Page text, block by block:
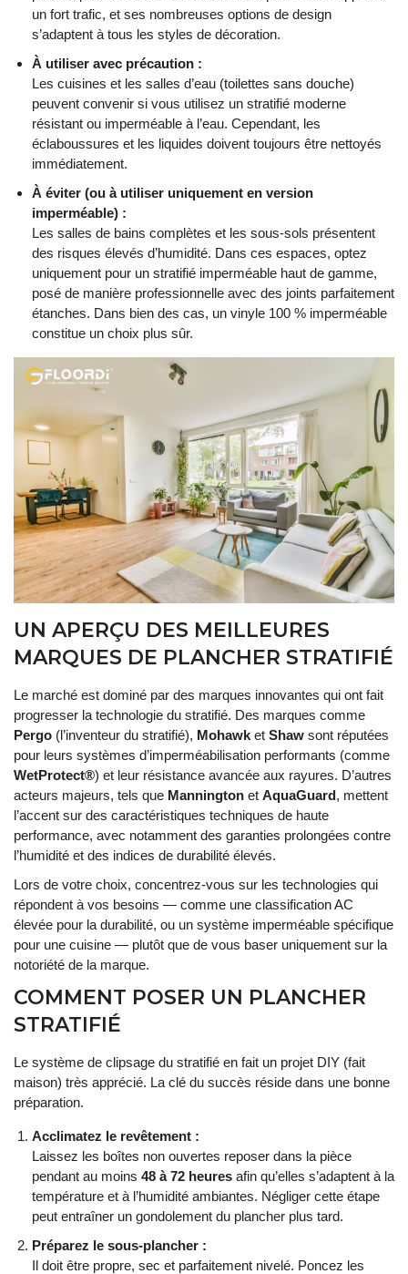
un fort trafic, et ses nombreuses options de design
s’adaptent à tous les styles de décoration.
À utiliser avec précaution :
Les cuisines et les salles d’eau (toilettes sans douche)
peuvent convenir si vous utilisez un stratifié moderne
résistant ou imperméable à l’eau. Cependant, les
éclaboussures et les liquides doivent toujours être nettoyés
immédiatement.
À éviter (ou à utiliser uniquement en version
imperméable) :
Les salles de bains complètes et les sous-sols présentent
des risques élevés d’humidité. Dans ces espaces, optez
uniquement pour un stratifié imperméable haut de gamme,
posé de manière professionnelle avec des joints parfaitement
étanches. Dans bien des cas, un vinyle 100 % imperméable
constitue un choix plus sûr.
UN APERÇU DES MEILLEURES
MARQUES DE PLANCHER STRATIFIÉ
Le marché est dominé par des marques innovantes qui ont fait
progresser la technologie du stratifié. Des marques comme
Pergo (l’inventeur du stratifié), Mohawk et Shaw sont réputées
pour leurs systèmes d’imperméabilisation performants (comme
WetProtect®) et leur résistance avancée aux rayures. D’autres
acteurs majeurs, tels que Mannington et AquaGuard, mettent
l’accent sur des caractéristiques techniques de haute
performance, avec notamment des garanties prolongées contre
l’humidité et des indices de durabilité élevés.
Lors de votre choix, concentrez-vous sur les technologies qui
répondent à vos besoins — comme une classification AC
élevée pour la durabilité, ou un système imperméable spécifique
pour une cuisine — plutôt que de vous baser uniquement sur la
notoriété de la marque.
COMMENT POSER UN PLANCHER
STRATIFIÉ
Le système de clipsage du stratifié en fait un projet DIY (fait
maison) très apprécié. La clé du succès réside dans une bonne
préparation.
Acclimatez le revêtement :
Laissez les boîtes non ouvertes reposer dans la pièce
pendant au moins 48 à 72 heures afin qu’elles s’adaptent à la
température et à l’humidité ambiantes. Négliger cette étape
peut entraîner un gondolement du plancher plus tard.
Préparez le sous-plancher :
Il doit être propre, sec et parfaitement nivelé. Poncez les